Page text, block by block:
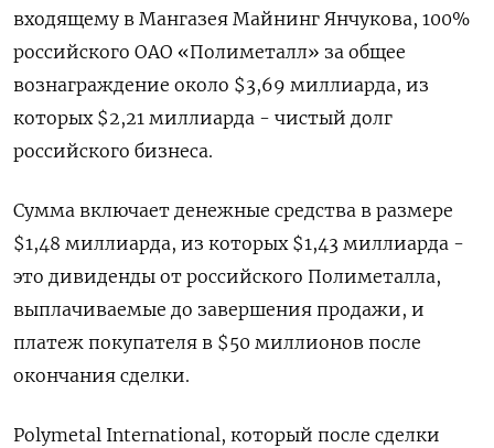
входящему в Мангазея Майнинг Янчукова, 100%
российского ОАО «Полиметалл» за общее
вознаграждение около $3,69 миллиарда, из
которых $2,21 миллиарда - чистый долг
российского бизнеса.
Сумма включает денежные средства в размере
$1,48 миллиарда, из которых $1,43 миллиарда -
это дивиденды от российского Полиметалла,
выплачиваемые до завершения продажи, и
платеж покупателя в $50 миллионов после
окончания сделки.
Polymetal International, который после сделки